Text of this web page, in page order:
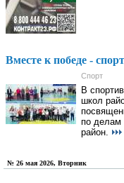
Вместе к победе -
Спорт
В
школ
по делам
район.
№ 26 мая 2026, Вторник